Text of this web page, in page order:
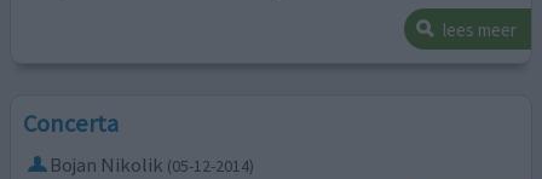
lees meer
Concerta
Bojan Nikolik (05-12-2014)